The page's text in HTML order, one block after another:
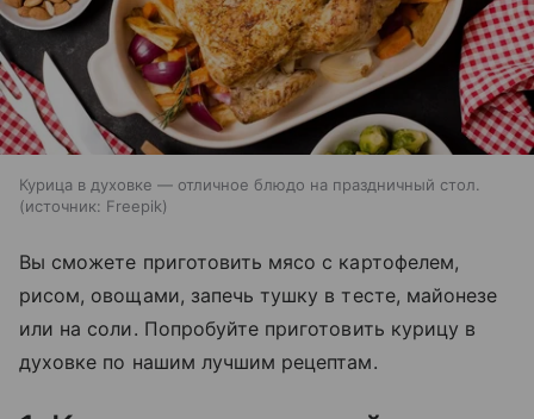
Курица в духовке — отличное блюдо на праздничный стол.
источник: Freepik
Вы сможете приготовить мясо с картофелем,
рисом, овощами, запечь тушку в тесте, майонезе
или на соли. Попробуйте приготовить курицу в
духовке по нашим лучшим рецептам.